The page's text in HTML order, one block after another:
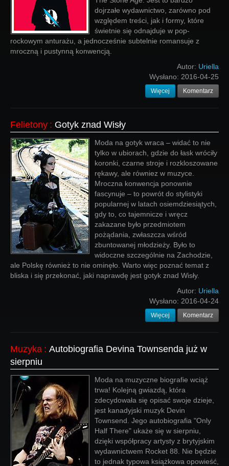
dojrzałe wydawnictwo, zarówno pod
względem treści, jak i formy, które
świetnie się odnajduje w pop-
rockowym anturażu, a jednocześnie subtelnie romansuje z
mroczną i pustynną konwencją.
Autor: Uriella
Wysłano: 2016-04-25
Więcej Komentarz
Felietony : Gotyk znad Wisły
Moda na gotyk wraca – widać to nie
tylko w ubiorach, gdzie do łask wróciły
koronki, czarne stroje i rozkloszowane
rękawy, ale równiez w muzyce.
Mroczna konwencja ponownie
fascynuje – to powrót do stylistyki
popularnej w latach osiemdziesiątych,
gdy to, co tajemnicze i wręcz
zakazane było przedmiotem
pożądania, zwłaszcza wśród
zbuntowanej młodzieży. Było to
widoczne szczególnie na Zachodzie,
ale Polskę również to nie ominęło. Warto więc poznać temat z
bliska i się przekonać, jaki naprawdę jest gotyk znad Wisły.
Autor: Uriella
Wysłano: 2016-04-24
Więcej Komentarz
Muzyka : Autobiografia Devina Townsenda już w
sierpniu
Moda na muzyczne biografie wciąż
trwa! Kolejną gwiazdą, która
zdecydowała się opisać swoje dzieje,
jest kanadyjski muzyk Devin
Townsend. Jego autobiografia "Only
Half There" ukaże się w sierpniu,
dzięki współpracy artysty z brytyjskim
wydawnictwem Rocket 88. Nie będzie
to jednak typowa książkowa opowieść,